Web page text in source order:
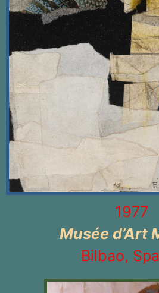
1977
Musée d’Art
Bilbao,